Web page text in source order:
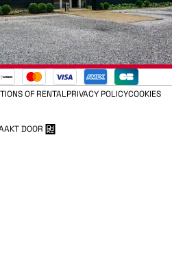
OF RENTALPRIVACY POLICYCOOKIES
DOOR